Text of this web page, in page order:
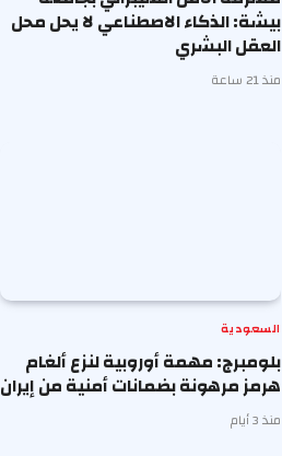
بيشة: الذكاء الاصطناعي لا يحل محل
العقل البشري
منذ 21 ساعة
السعودية
بلومبرج: مهمة أوروبية لنزع ألغام
هرمز مرهونة بضمانات أمنية من إيران
منذ 3 أيام